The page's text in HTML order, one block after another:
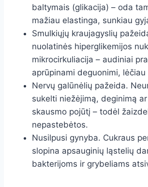
baltymais (glikacija) – oda
mažiau elastinga, sunkiau
Smulkiųjų kraujagyslių
nuolatinės hiperglikemijos
mikrocirkuliacija – audiniai
aprūpinami deguonimi,
Nervų galūnėlių pažeida.
sukelti niežėjimą, deginimą
skausmo pojūtį – todėl
nepastebėtos.
Nusilpusi gynyba. Cukraus
slopina apsauginių ląstelių
bakterijoms ir grybeliams